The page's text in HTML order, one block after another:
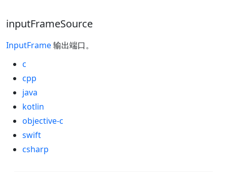
inputFrameSource
InputFrame输出端口。
c
cpp
java
kotlin
objective-c
swift
csharp